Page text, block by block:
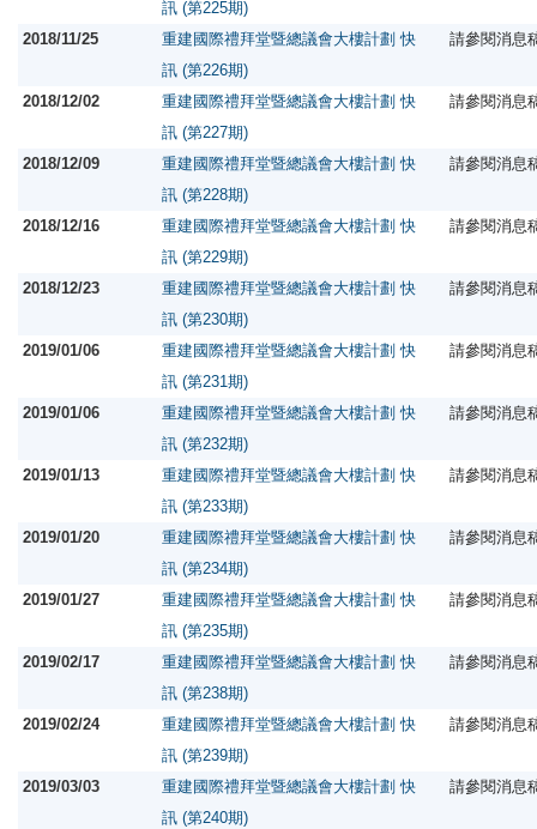
訊 (第225期)
2018/11/25
重建國際禮拜堂暨總議會大樓計劃 快
訊 (第226期)
請參閱消息
2018/12/02
重建國際禮拜堂暨總議會大樓計劃 快
訊 (第227期)
請參閱消息
2018/12/09
重建國際禮拜堂暨總議會大樓計劃 快
訊 (第228期)
請參閱消息
2018/12/16
重建國際禮拜堂暨總議會大樓計劃 快
訊 (第229期)
請參閱消息
2018/12/23
重建國際禮拜堂暨總議會大樓計劃 快
訊 (第230期)
請參閱消息
2019/01/06
重建國際禮拜堂暨總議會大樓計劃 快
訊 (第231期)
請參閱消息
2019/01/06
重建國際禮拜堂暨總議會大樓計劃 快
訊 (第232期)
請參閱消息
2019/01/13
重建國際禮拜堂暨總議會大樓計劃 快
訊 (第233期)
請參閱消息
2019/01/20
重建國際禮拜堂暨總議會大樓計劃 快
訊 (第234期)
請參閱消息
2019/01/27
重建國際禮拜堂暨總議會大樓計劃 快
訊 (第235期)
請參閱消息
2019/02/17
重建國際禮拜堂暨總議會大樓計劃 快
訊 (第238期)
請參閱消息
2019/02/24
重建國際禮拜堂暨總議會大樓計劃 快
訊 (第239期)
請參閱消息
2019/03/03
重建國際禮拜堂暨總議會大樓計劃 快
訊 (第240期)
請參閱消息